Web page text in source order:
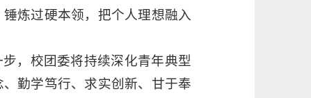
炼过硬本领，把个人理想融入
，校团委将持续深化青年典型
勤学笃行、求实创新、甘于奉